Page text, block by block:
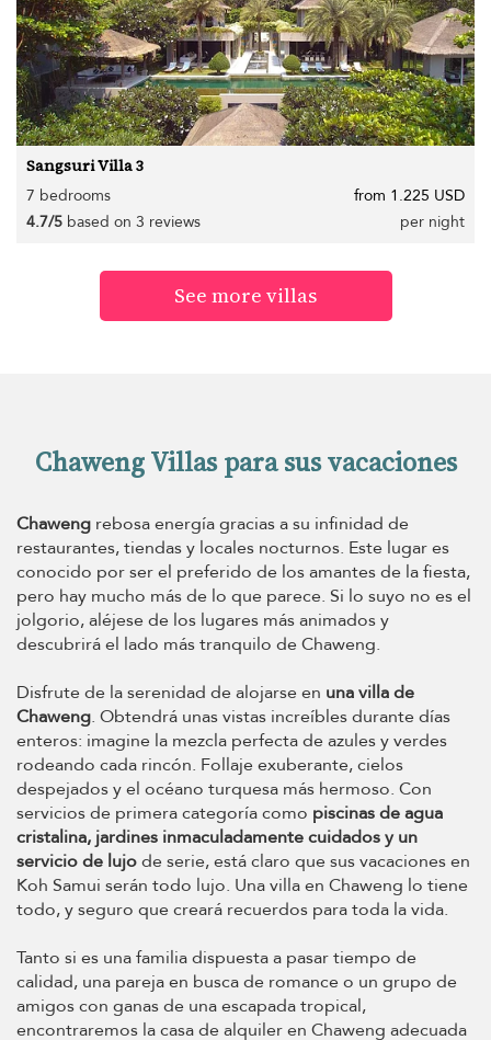
Sangsuri Villa 3
7 bedrooms
from 1.225 USD
4.7/5 based on 3 reviews per night
See more villas
Chaweng Villas para sus vacaciones
Chaweng rebosa energía gracias a su infinidad de
restaurantes, tiendas y locales nocturnos. Este lugar es
conocido por ser el preferido de los amantes de la fiesta,
pero hay mucho más de lo que parece. Si lo suyo no es el
jolgorio, aléjese de los lugares más animados y
descubrirá el lado más tranquilo de Chaweng.
Disfrute de la serenidad de alojarse en una villa de
Chaweng. Obtendrá unas vistas increíbles durante días
enteros: imagine la mezcla perfecta de azules y verdes
rodeando cada rincón. Follaje exuberante, cielos
despejados y el océano turquesa más hermoso. Con
servicios de primera categoría como piscinas de agua
cristalina, jardines inmaculadamente cuidados y un
servicio de lujode serie, está claro que sus vacaciones en
Koh Samui serán todo lujo. Una villa en Chaweng lo tiene
todo, y seguro que creará recuerdos para toda la vida.
Tanto si es una familia dispuesta a pasar tiempo de
calidad, una pareja en busca de romance o un grupo de
amigos con ganas de una escapada tropical,
encontraremos la casa de alquiler en Chaweng adecuada